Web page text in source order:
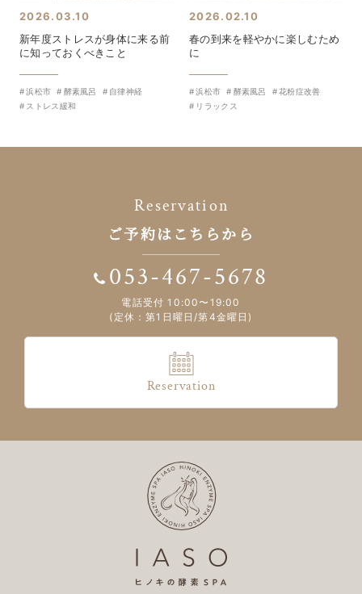
2026.03.10
新年度ストレスが身体に来る前
に知っておくべきこと
浜松市 酵素風呂
自律神経
ストレス緩和
2026.02.10
春の到来を軽やかに楽しむため
に
浜松市 酵素風呂
花粉症改善
リラックス
Reservation
ご予約はこちらから
053-467-5678
電話受付 10:00〜19:00
(定休：第1日曜日/第4金曜日)
Reservation